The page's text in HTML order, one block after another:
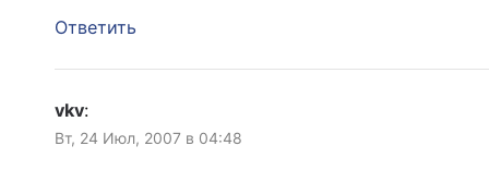
Ответить
vkv:
Вт, 24 Июл, 2007 в 04:48